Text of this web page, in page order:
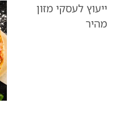
ייעוץ לעסקי מזון
מהיר